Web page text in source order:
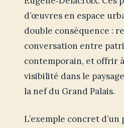
d’œuvres en espace
double conséquence :
conversation entre
contemporain, et offrir
visibilité dans le
la nef du Grand Palais.
L’exemple concret